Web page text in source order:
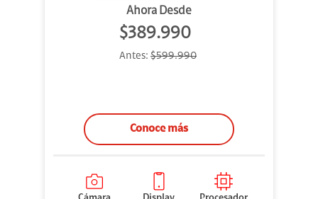
Ahora Desde
$389.990
Antes: $599.990
Conoce más